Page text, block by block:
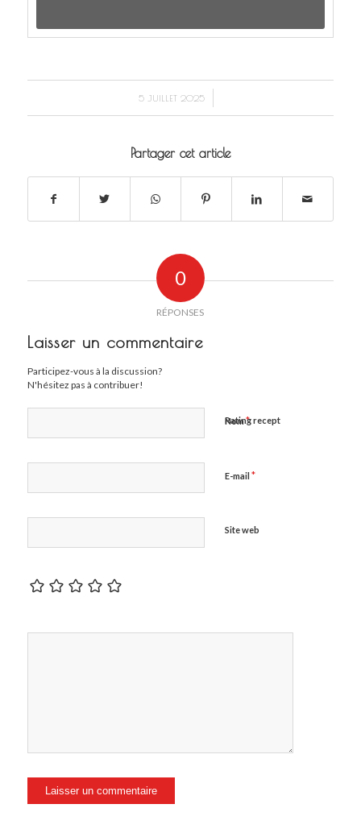
5 JUILLET 2025
/
Partager cet article
0
RÉPONSES
Laisser un commentaire
Participez-vous à la discussion?
N'hésitez pas à contribuer!
Nom*
E-mail *
Site web
Rating recept